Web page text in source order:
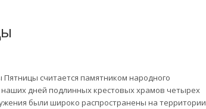
считается памятником народного
дней подлинных крестовых храмов четырех
были широко распространены на территории